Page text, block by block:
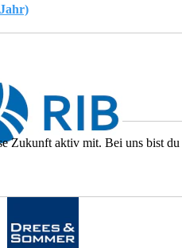
Zukunft aktiv mit. Bei uns bist